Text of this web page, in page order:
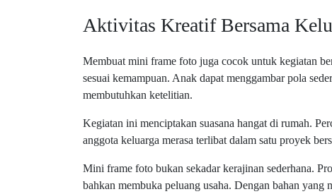
Aktivitas Kreatif Bersama
Membuat mini frame foto juga cocok untuk kegiatan
sesuai kemampuan. Anak dapat menggambar pola
membutuhkan ketelitian.
Kegiatan ini menciptakan suasana hangat di rumah.
anggota keluarga merasa terlibat dalam satu proyek
Mini frame foto bukan sekadar kerajinan sederhana.
bahkan membuka peluang usaha. Dengan bahan